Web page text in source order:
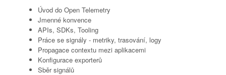
Úvod do Open Telemetry
Jmenné konvence
APIs, SDKs, Tooling
Práce se signály - metriky, trasování, logy
Propagace contextu mezi aplikacemi
Konfigurace exporterů
Sběr signálů